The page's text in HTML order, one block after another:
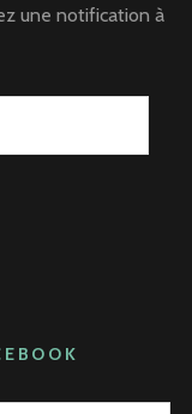
une notification à